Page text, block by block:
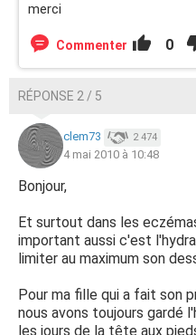
merci
Commenter 0
RÉPONSE 2 / 5
clem73 2 474
4 mai 2010 à 10:48
Bonjour,
Et surtout dans les
important aussi c'est
limiter au maximum son
Pour ma fille qui a fait son
nous avons toujours gardé
les jours de la tête aux